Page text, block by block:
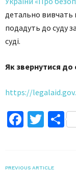
детально вивчать
подадуть до суду
суді.
Як звернутися
https://
PREVIOUS ARTICLE